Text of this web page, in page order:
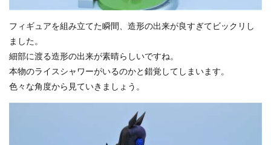
フィギュアを組み立てた瞬間、造形の出来が良すぎてビックリし
ました。
細部に渡る造形の出来が素晴らしいですね。
本物のライスシャワーがいるのかと錯覚してしまいます。
色々な角度から見ていきましょう。